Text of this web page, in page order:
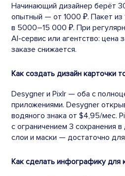
Начинающий дизайнер берёт
опытный — от 1000 ₽. Пакет из
в 5000–15 000 ₽. При
AI-сервис или агентство: цена
заказе снижается.
Как создать дизайн карточки
Desygner и Pixlr — оба с
приложениями. Desygner
водяного знака от $4,95/мес.
с ограничением 3 сохранения
слои и маски — достаточно
Как сделать инфографику для